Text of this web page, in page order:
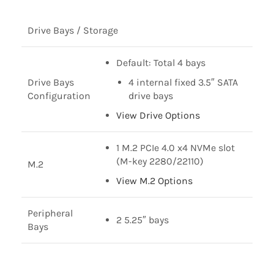
Drive Bays / Storage
Drive Bays
Configuration
Default: Total 4 bays
4 internal fixed 3.5″ SATA
drive bays
View Drive Options
M.2
1 M.2 PCIe 4.0 x4 NVMe slot
(M-key 2280/22110)
View M.2 Options
Peripheral
Bays
2 5.25″ bays